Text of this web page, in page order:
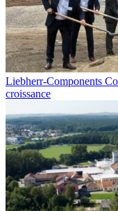
Liebherr-Components
croissance